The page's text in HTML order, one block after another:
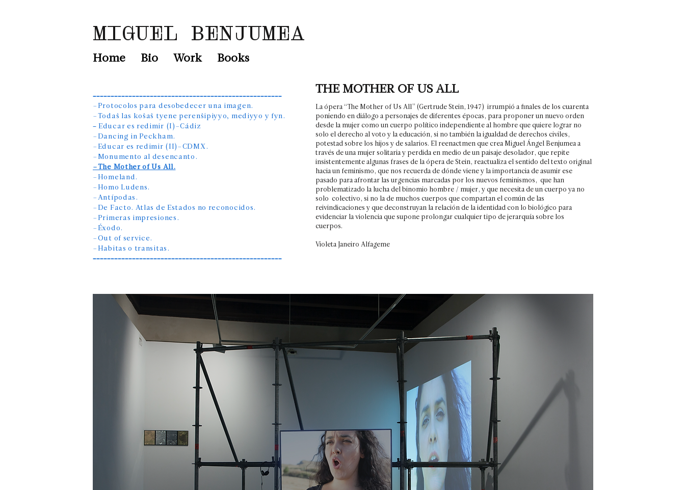
MIGUEL BENJUMEA
Home Bio Work Books
–––––––––––––––––––––––––––––––––––––––––––––––––––––
–Protocolos para desobedecer una imagen.
–Todaŝ las koŝaŝ tyene perenŝipiyyo, mediyyo y fyn.
​– Educar es redimir (I)–Cádiz
–Dancing in Peckham.
–Educar es redimir (II)–CDMX.
–Monumento al desencanto.
–The Mother of Us All.
–Homeland.
–Homo Ludens.
–Antípodas.
–De Facto. Atlas de Estados no reconocidos.
–Primeras impresiones.
–Éxodo.
–Out of service.
​–Habitas o transitas.
–––––––––––––––––––––––––––––––––––––––––––––––––––––
THE MOTHER OF US ALL
La ópera “The Mother of Us All” (Gertrude Stein, 1947) irrumpió a finales de los cuarenta
poniendo en diálogo a personajes de diferentes épocas, para proponer un nuevo orden
desde la mujer como un cuerpo político independiente al hombre que quiere lograr no
solo el derecho al voto y la educación, si no también la igualdad de derechos civiles,
potestad sobre los hijos y de salarios. El reenactmen que crea Miguel Ángel Benjumea a
través de una mujer solitaria y perdida en medio de un paisaje desolador, que repite
insistentemente algunas frases de la ópera de Stein, reactualiza el sentido del texto original
hacia un feminismo, que nos recuerda de dónde viene y la importancia de asumir ese
pasado para afrontar las urgencias marcadas por los nuevos feminismos, que han
problematizado la lucha del binomio hombre / mujer, y que necesita de un cuerpo ya no
solo colectivo, si no la de muchos cuerpos que compartan el común de las
reivindicaciones y que deconstruyan la relación de la identidad con lo biológico para
evidenciar la violencia que supone prolongar cualquier tipo de jerarquía sobre los
cuerpos.
Violeta Janeiro Alfageme